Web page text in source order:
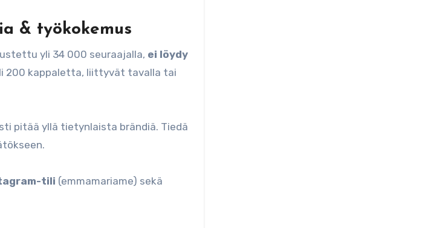
& työkokemus
yli 34 000 seuraajalla, ei löydy
200 kappaletta, liittyvät tavalla tai
pitää yllä tietynlaista brändiä. Tiedä
tili (emmamariame) sekä